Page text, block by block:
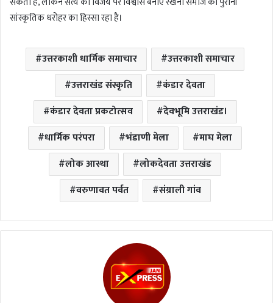
सांस्कृतिक धरोहर का हिस्सा रहा है।
उत्तरकाशी धार्मिक समाचार
उत्तरकाशी समाचार
उत्तराखंड संस्कृति
कंडार देवता
कंडार देवता प्रकटोत्सव
देवभूमि उत्तराखंड।
धार्मिक परंपरा
भंडाणी मेला
माघ मेला
लोक आस्था
लोकदेवता उत्तराखंड
वरुणावत पर्वत
संग्राली गांव